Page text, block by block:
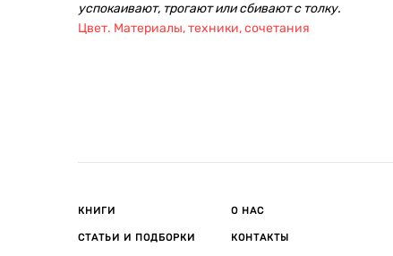
успокаивают, трогают или сбивают с толку.
Цвет. Материалы, техники, сочетания
КНИГИ
СТАТЬИ И ПОДБОРКИ
О НАС
КОНТАКТЫ